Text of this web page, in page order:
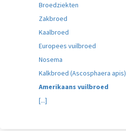
Broedziekten
Zakbroed
Kaalbroed
Europees vuilbroed
Nosema
Kalkbroed (Ascosphaera apis)
Amerikaans vuilbroed
[...]